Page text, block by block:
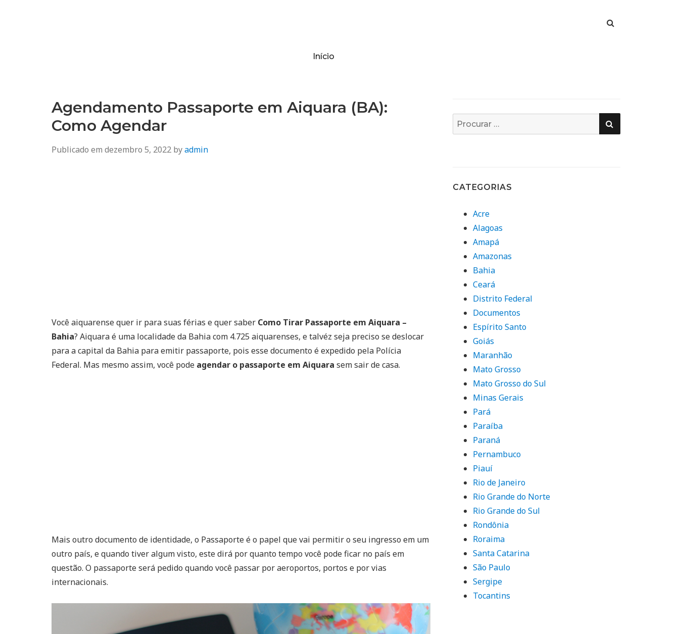
Início
Agendamento Passaporte em Aiquara (BA):
Como Agendar
Publicado em dezembro 5, 2022 byadmin
Você aiquarense quer ir para suas férias e quer saber Como Tirar Passaporte em Aiquara –
Bahia? Aiquara é uma localidade da Bahia com 4.725 aiquarenses, e talvéz seja preciso se deslocar
para a capital da Bahia para emitir passaporte, pois esse documento é expedido pela Polícia
Federal. Mas mesmo assim, você pode agendar o passaporte em Aiquara sem sair de casa.
Mais outro documento de identidade, o Passaporte é o papel que vai permitir o seu ingresso em um
outro país, e quando tiver algum visto, este dirá por quanto tempo você pode ficar no país em
questão. O passaporte será pedido quando você passar por aeroportos, portos e por vias
internacionais.
Busca
por:
PESQUISA
CATEGORIAS
Acre
Alagoas
Amapá
Amazonas
Bahia
Ceará
Distrito Federal
Documentos
Espírito Santo
Goiás
Maranhão
Mato Grosso
Mato Grosso do Sul
Minas Gerais
Pará
Paraíba
Paraná
Pernambuco
Piauí
Rio de Janeiro
Rio Grande do Norte
Rio Grande do Sul
Rondônia
Roraima
Santa Catarina
São Paulo
Sergipe
Tocantins